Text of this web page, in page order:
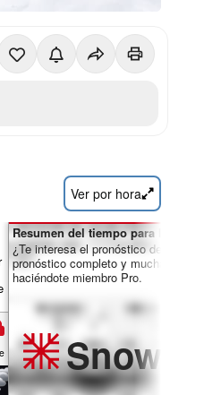
Ver por hora
Resumen del tiempo para los días
¿Te interesa el pronóstico de 16
pronóstico completo y muchas más
haciéndote miembro Pro.
Snow